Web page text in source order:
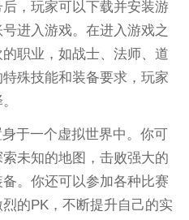
，玩家可以下载并安装游
进入游戏。在进入游戏之
职业，如战士、法师、道
殊技能和装备要求，玩家
于一个虚拟世界中。你可
未知的地图，击败强大的
。你还可以参加各种比赛
的PK，不断提升自己的实